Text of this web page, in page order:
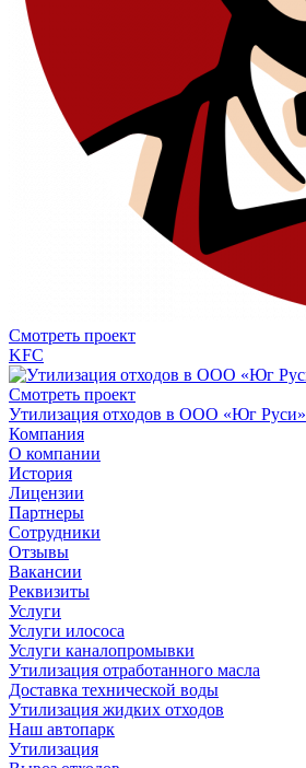
Смотреть проект
KFC
Смотреть проект
Утилизация отходов в ООО «Юг Руси»
Компания
О компании
История
Лицензии
Партнеры
Сотрудники
Отзывы
Вакансии
Реквизиты
Услуги
Услуги илососа
Услуги каналопромывки
Утилизация отработанного масла
Доставка технической воды
Утилизация жидких отходов
Наш автопарк
Утилизация